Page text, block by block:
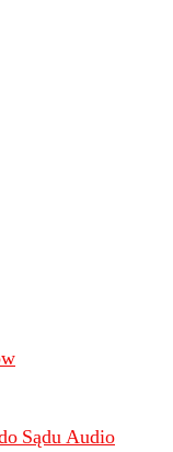
Sądu Audio